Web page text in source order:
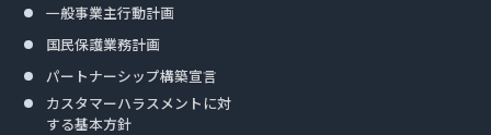
一般事業主行動計画
国民保護業務計画
パートナーシップ構築宣言
カスタマーハラスメントに対
する基本方針